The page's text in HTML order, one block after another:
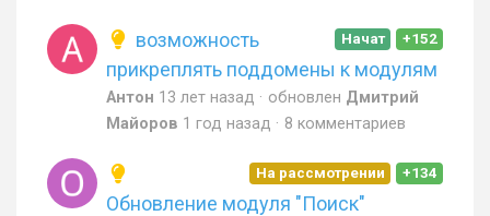
+152
Начат
возможность
прикреплять поддомены к модулям
Антон 13 лет назад обновлен Дмитрий
Майоров 1 год назад 8 комментариев
+134
На рассмотрении
Обновление модуля "Поиск"